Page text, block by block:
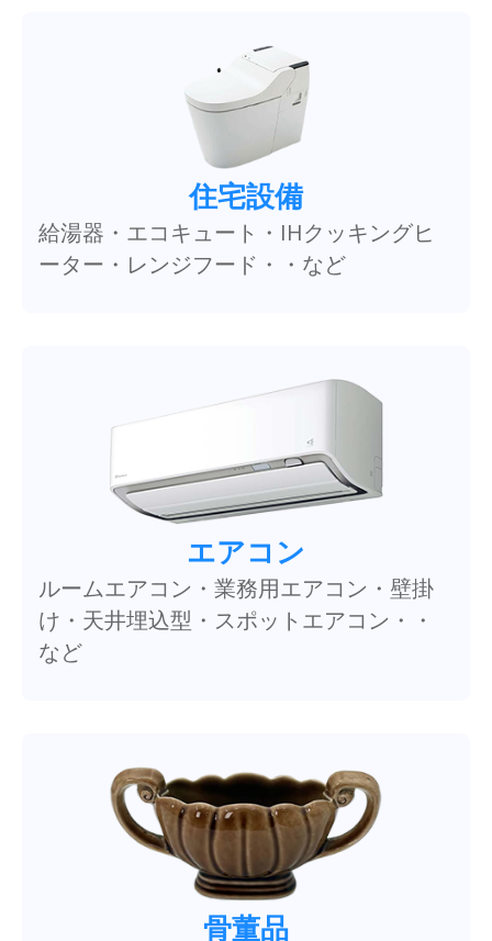
住宅設備
給湯器・エコキュート・IHクッキングヒ
ーター・レンジフード・・など
エアコン
ルームエアコン・業務用エアコン・壁掛
け・天井埋込型・スポットエアコン・・
など
骨董品